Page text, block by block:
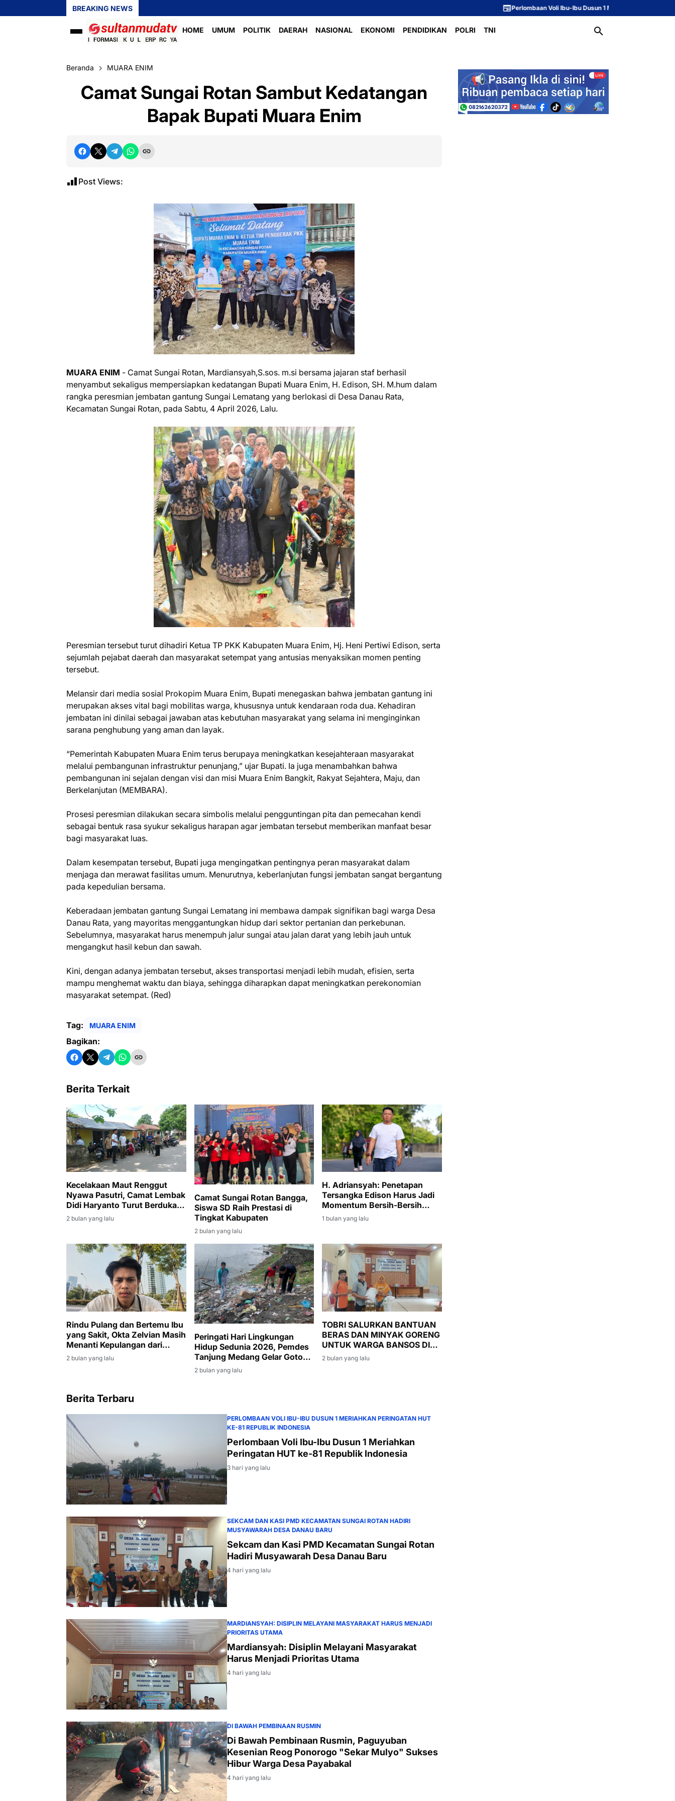
BREAKING NEWS Perlombaan Voli Ibu-Ibu Dusun 1 Meriahkan Peringatan HUT ke-81
HOME UMUM POLITIK DAERAH NASIONAL EKONOMI PENDIDIKAN POLRI TNI
Beranda MUARA ENIM
‎Camat Sungai Rotan Sambut Kedatangan
Bapak Bupati Muara Enim
Post Views:
‎MUARA ENIM - Camat Sungai Rotan, Mardiansyah,S.sos. m.si bersama jajaran staf berhasil
menyambut sekaligus mempersiapkan kedatangan Bupati Muara Enim, H. Edison, SH. M.hum dalam
rangka peresmian jembatan gantung Sungai Lematang yang berlokasi di Desa Danau Rata,
Kecamatan Sungai Rotan, pada Sabtu, 4 April 2026, Lalu.
‎Peresmian tersebut turut dihadiri Ketua TP PKK Kabupaten Muara Enim, Hj. Heni Pertiwi Edison, serta
sejumlah pejabat daerah dan masyarakat setempat yang antusias menyaksikan momen penting
tersebut.
‎Melansir dari media sosial Prokopim Muara Enim, Bupati menegaskan bahwa jembatan gantung ini
merupakan akses vital bagi mobilitas warga, khususnya untuk kendaraan roda dua. Kehadiran
jembatan ini dinilai sebagai jawaban atas kebutuhan masyarakat yang selama ini menginginkan
sarana penghubung yang aman dan layak.
‎“Pemerintah Kabupaten Muara Enim terus berupaya meningkatkan kesejahteraan masyarakat
melalui pembangunan infrastruktur penunjang,” ujar Bupati. Ia juga menambahkan bahwa
pembangunan ini sejalan dengan visi dan misi Muara Enim Bangkit, Rakyat Sejahtera, Maju, dan
Berkelanjutan (MEMBARA).
‎Prosesi peresmian dilakukan secara simbolis melalui pengguntingan pita dan pemecahan kendi
sebagai bentuk rasa syukur sekaligus harapan agar jembatan tersebut memberikan manfaat besar
bagi masyarakat luas.
‎Dalam kesempatan tersebut, Bupati juga mengingatkan pentingnya peran masyarakat dalam
menjaga dan merawat fasilitas umum. Menurutnya, keberlanjutan fungsi jembatan sangat bergantung
pada kepedulian bersama.
‎Keberadaan jembatan gantung Sungai Lematang ini membawa dampak signifikan bagi warga Desa
Danau Rata, yang mayoritas menggantungkan hidup dari sektor pertanian dan perkebunan.
Sebelumnya, masyarakat harus menempuh jalur sungai atau jalan darat yang lebih jauh untuk
mengangkut hasil kebun dan sawah.
‎Kini, dengan adanya jembatan tersebut, akses transportasi menjadi lebih mudah, efisien, serta
mampu menghemat waktu dan biaya, sehingga diharapkan dapat meningkatkan perekonomian
masyarakat setempat. (Red)
Tag: MUARA ENIM
Bagikan:
Berita Terkait
Kecelakaan Maut Renggut
Nyawa Pasutri, Camat Lembak
Didi Haryanto Turut Berduka
dan Melayat
2 bulan yang lalu
Camat Sungai Rotan Bangga,
Siswa SD Raih Prestasi di
Tingkat Kabupaten
2 bulan yang lalu
H. Adriansyah: Penetapan
Tersangka Edison Harus Jadi
Momentum Bersih-Bersih
Korupsi di Muara Enim
1 bulan yang lalu
Rindu Pulang dan Bertemu Ibu
yang Sakit, Okta Zelvian Masih
Menanti Kepulangan dari
Kamboja
2 bulan yang lalu
Peringati Hari Lingkungan
Hidup Sedunia 2026, Pemdes
Tanjung Medang Gelar Gotong
Royong Massal
2 bulan yang lalu
TOBRI SALURKAN BANTUAN
BERAS DAN MINYAK GORENG
UNTUK WARGA BANSOS DI
DESA DANAU BARU
2 bulan yang lalu
Berita Terbaru
PERLOMBAAN VOLI IBU-IBU DUSUN 1 MERIAHKAN PERINGATAN HUT
KE-81 REPUBLIK INDONESIA
Perlombaan Voli Ibu-Ibu Dusun 1 Meriahkan
Peringatan HUT ke-81 Republik Indonesia
3 hari yang lalu
SEKCAM DAN KASI PMD KECAMATAN SUNGAI ROTAN HADIRI
MUSYAWARAH DESA DANAU BARU
Sekcam dan Kasi PMD Kecamatan Sungai Rotan
Hadiri Musyawarah Desa Danau Baru
4 hari yang lalu
MARDIANSYAH: DISIPLIN MELAYANI MASYARAKAT HARUS MENJADI
PRIORITAS UTAMA
Mardiansyah: Disiplin Melayani Masyarakat
Harus Menjadi Prioritas Utama
4 hari yang lalu
DI BAWAH PEMBINAAN RUSMIN
Di Bawah Pembinaan Rusmin, Paguyuban
Kesenian Reog Ponorogo "Sekar Mulyo" Sukses
Hibur Warga Desa Payabakal
4 hari yang lalu